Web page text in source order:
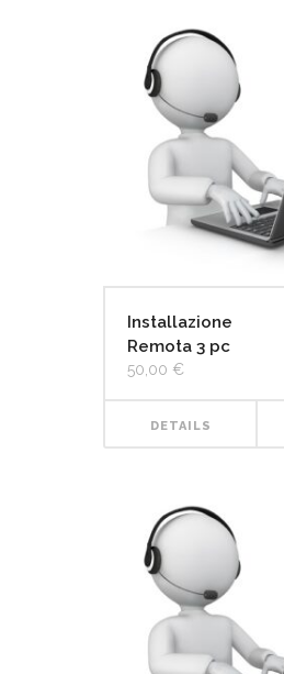
Installazione
Remota 3 pc
50,00 €
DETAILS